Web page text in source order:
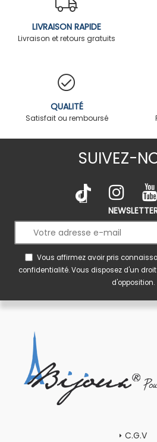
LIVRAISON RAPIDE
Livraison et retours gratuits
QUALITÉ
Satisfait ou remboursé
SUIVEZ-
Vous affirmez avoir pris
confidentialité. Vous disposez d'un
d'opposition.
C.G.V